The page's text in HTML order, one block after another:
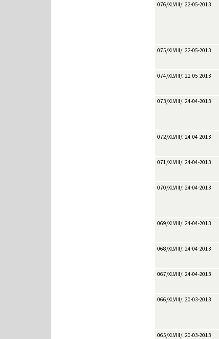
076/XLVIII/201322-05-2013
075/XLVIII/201322-05-2013
074/XLVIII/201322-05-2013
073/XLVIII/201324-04-2013
072/XLVIII/201324-04-2013
071/XLVIII/201324-04-2013
070/XLVIII/201324-04-2013
069/XLVIII/201324-04-2013
068/XLVIII/201324-04-2013
067/XLVIII/201324-04-2013
066/XLVIII/201320-03-2013
065/XLVIII/201320-03-2013